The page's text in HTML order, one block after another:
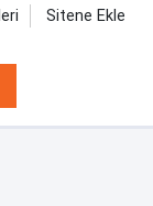
Sitene Ekle